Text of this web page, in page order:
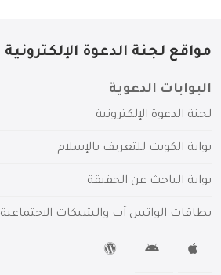
مواقع لجنة الدعوة الإلكترونية
البوابات الدعوية
لجنة الدعوة الإلكترونية
بوابة الكويت للتعريف بالإسلام
بوابة الباحث عن الحقيقة
بطاقات الواتس آب والشبكات الاجتماعية